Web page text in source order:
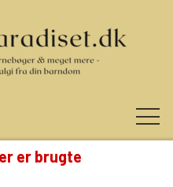
er brugte